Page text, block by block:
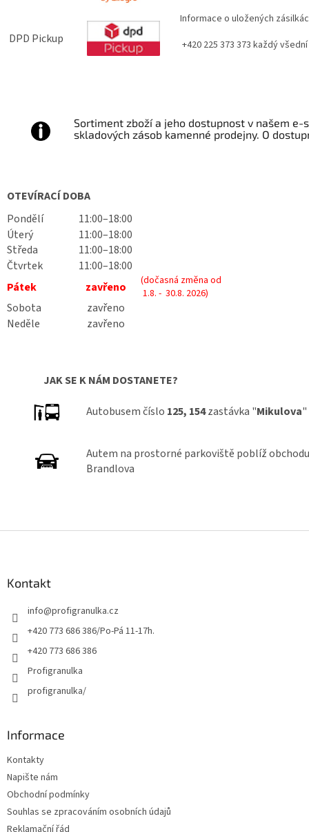
DPD Pickup
Informace o uložených
+420 225 373 373 každý
Sortiment zboží a jeho dostupnost v našem
skladových zásob kamenné prodejny. O
OTEVÍRACÍ DOBA
Pondělí
11:00–18:00
Úterý
11:00–18:00
Středa
11:00–18:00
Čtvrtek
11:00–18:00
Pátek
zavřeno
(dočasná změna od
1.8. - 30.8. 2026)
Sobota
zavřeno
Neděle
zavřeno
JAK SE KNÁM DOSTANETE?
Autobusem číslo 125, 154zastávka "Mikulova"
Autem na prostorné parkoviště poblíž
Brandlova
Kontakt
info@profigranulka.cz
+420 773 686 386/Po-Pá 11-17h.
+420 773 686 386
Profigranulka
profigranulka/
Informace
Kontakty
Napište nám
Obchodní podmínky
Souhlas se zpracováním osobních údajů
Reklamační řád